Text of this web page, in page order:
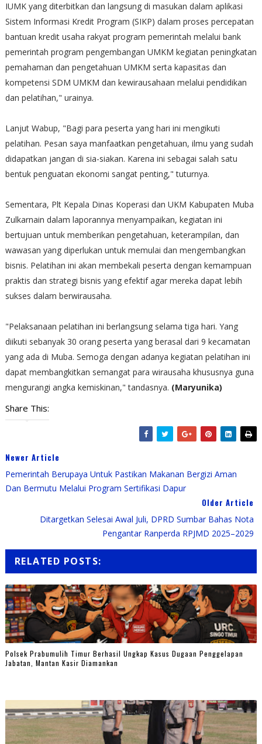
IUMK yang diterbitkan dan langsung di masukan dalam aplikasi
Sistem Informasi Kredit Program (SIKP) dalam proses percepatan
bantuan kredit usaha rakyat program pemerintah melalui bank
pemerintah program pengembangan UMKM kegiatan peningkatan
pemahaman dan pengetahuan UMKM serta kapasitas dan
kompetensi SDM UMKM dan kewirausahaan melalui pendidikan
dan pelatihan," urainya.
Lanjut Wabup, "Bagi para peserta yang hari ini mengikuti
pelatihan. Pesan saya manfaatkan pengetahuan, ilmu yang sudah
didapatkan jangan di sia-siakan. Karena ini sebagai salah satu
bentuk penguatan ekonomi sangat penting," tuturnya.
Sementara, Plt Kepala Dinas Koperasi dan UKM Kabupaten Muba
Zulkarnain dalam laporannya menyampaikan, kegiatan ini
bertujuan untuk memberikan pengetahuan, keterampilan, dan
wawasan yang diperlukan untuk memulai dan mengembangkan
bisnis. Pelatihan ini akan membekali peserta dengan kemampuan
praktis dan strategi bisnis yang efektif agar mereka dapat lebih
sukses dalam berwirausaha.
"Pelaksanaan pelatihan ini berlangsung selama tiga hari. Yang
diikuti sebanyak 30 orang peserta yang berasal dari 9 kecamatan
yang ada di Muba. Semoga dengan adanya kegiatan pelatihan ini
dapat membangkitkan semangat para wirausaha khususnya guna
mengurangi angka kemiskinan," tandasnya. (Maryunika)
Share This:
Newer Article
Pemerintah Berupaya Untuk Pastikan Makanan Bergizi Aman
Dan Bermutu Melalui Program Sertifikasi Dapur
Older Article
Ditargetkan Selesai Awal Juli, DPRD Sumbar Bahas Nota
Pengantar Ranperda RPJMD 2025–2029
RELATED POSTS:
Polsek Prabumulih Timur Berhasil Ungkap Kasus Dugaan Penggelapan
Jabatan, Mantan Kasir Diamankan